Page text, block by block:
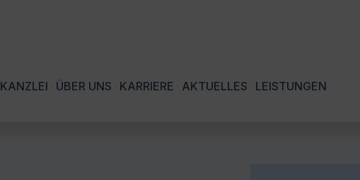
KANZLEI ÜBER UNS KARRIERE AKTUELLES LEISTUNGEN